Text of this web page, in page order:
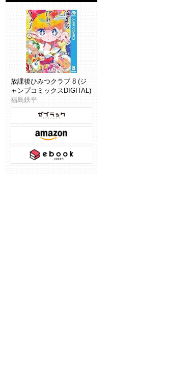
放課後ひみつクラブ 8 (ジ
ャンプコミックスDIGITAL)
福島鉄平